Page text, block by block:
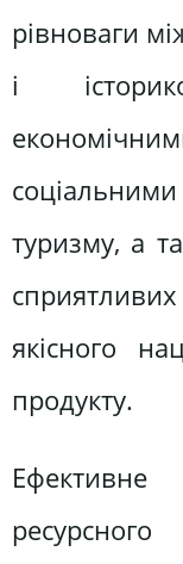
рівноваги
і
туризму, а
якісного
продукту.
Ефективне